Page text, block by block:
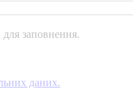
заповнення.
даних.